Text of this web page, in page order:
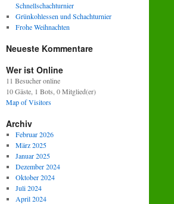
Schnellschachturnier
Grünkohlessen und Schachturnier
Frohe Weihnachten
Neueste Kommentare
Wer ist Online
11 Besucher online
10 Gäste, 1 Bots, 0 Mitglied(er)
Map of Visitors
Archiv
Februar 2026
März 2025
Januar 2025
Dezember 2024
Oktober 2024
Juli 2024
April 2024